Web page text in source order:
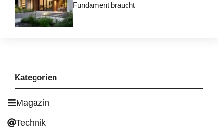
Fundament braucht
Kategorien
Magazin
Technik